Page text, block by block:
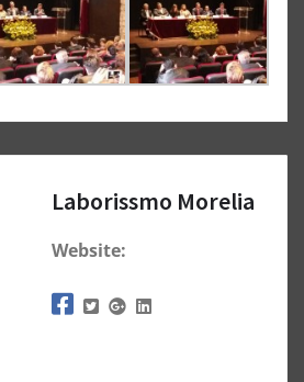
Laborissmo Morelia
Website: